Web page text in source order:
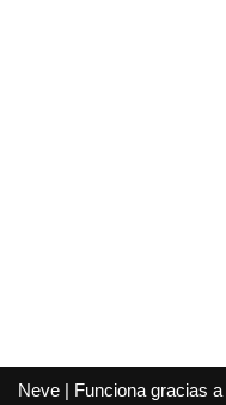
Neve | Funciona gracias a